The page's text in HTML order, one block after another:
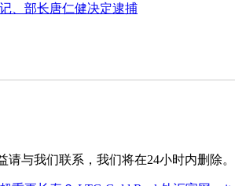
、部长唐仁健决定逮捕
与我们联系，我们将在24小时内删除。